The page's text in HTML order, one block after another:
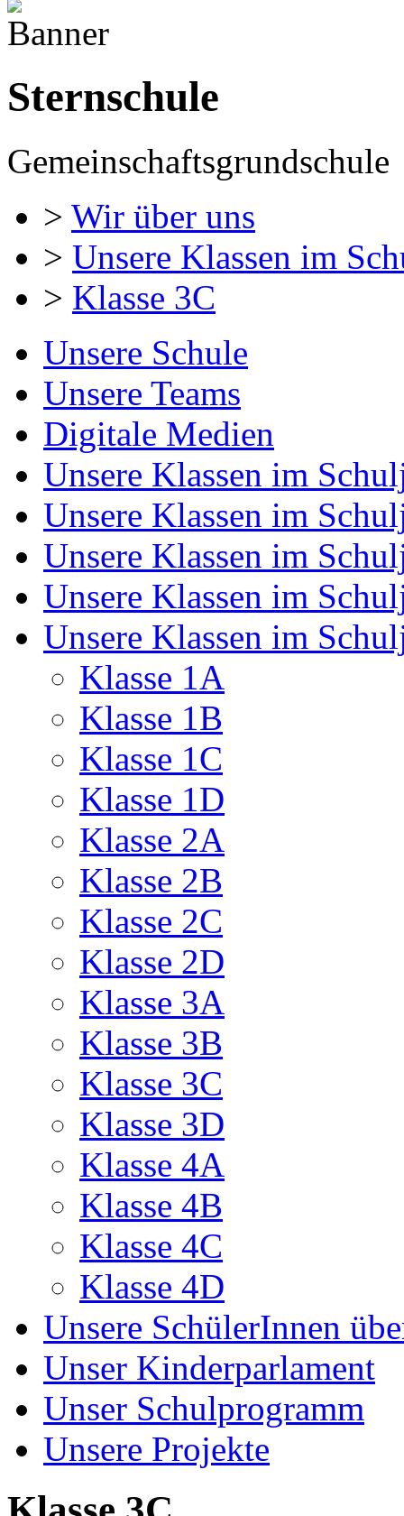
Sternschule
Gemeinschaftsgrundschule
> Wir über uns
> Unsere Klassen im
> Klasse 3C
Unsere Schule
Unsere Teams
Digitale Medien
Unsere Klassen im
Unsere Klassen im
Unsere Klassen im
Unsere Klassen im
Unsere Klassen im
Klasse 1A
Klasse 1B
Klasse 1C
Klasse 1D
Klasse 2A
Klasse 2B
Klasse 2C
Klasse 2D
Klasse 3A
Klasse 3B
Klasse 3C
Klasse 3D
Klasse 4A
Klasse 4B
Klasse 4C
Klasse 4D
Unsere SchülerInnen
Unser Kinderparlament
Unser Schulprogramm
Unsere Projekte